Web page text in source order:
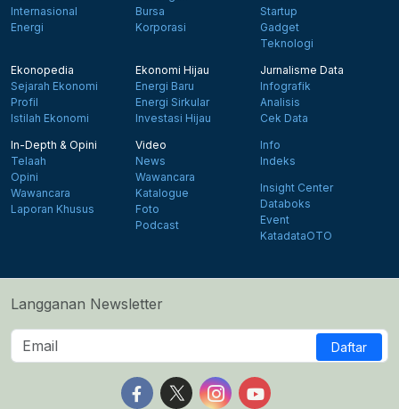
Internasional
Energi
Bursa
Korporasi
Startup
Gadget
Teknologi
Ekonopedia
Sejarah Ekonomi
Profil
Istilah Ekonomi
Ekonomi Hijau
Energi Baru
Energi Sirkular
Investasi Hijau
Jurnalisme Data
Infografik
Analisis
Cek Data
In-Depth & Opini
Telaah
Opini
Wawancara
Laporan Khusus
Video
News
Wawancara
Katalogue
Foto
Podcast
Info
Indeks
Insight Center
Databoks
Event
KatadataOTO
Langganan Newsletter
Daftar
Follow us on Facebook
Follow us on X
Follow us on Instagram
Follow us on